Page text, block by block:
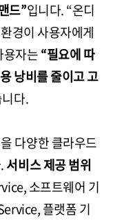
드”입니다. “온디
경이 사용자에게
용자는“필요에 따
낭비를 줄이고 고
다.
다양한 클라우드
서비스 제공 범위
소프트웨어 기
플랫폼 기